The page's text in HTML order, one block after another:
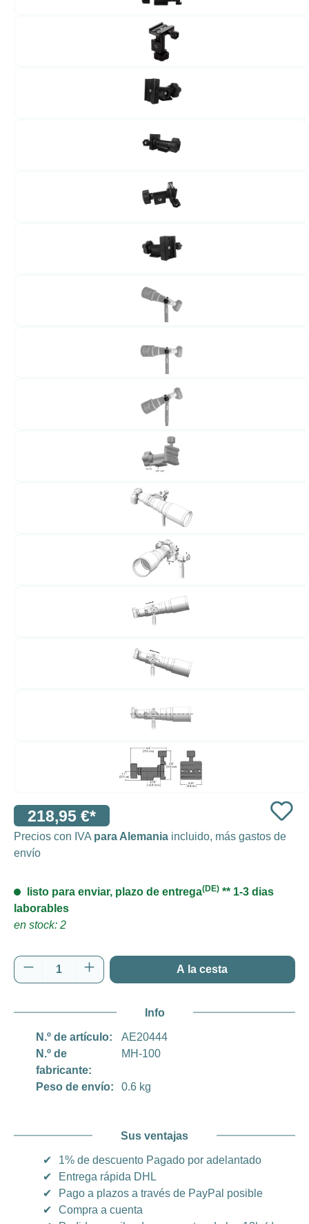
218,95 €*
Precios con IVA para Alemania incluido, más gastos de
envío
listo para enviar, plazo de entrega(DE) ** 1-3 dias
laborables
en stock: 2
Cantidad del producto: introduce la
A la cesta
Info
N.º de artículo:
AE20444
N.º de
fabricante:
MH-100
Peso de envío: 0.6 kg
Sus ventajas
✔
1% de descuento Pagado por adelantado
✔
Entrega rápida DHL
✔
Pago a plazos a través de PayPal posible
✔
Compra a cuenta